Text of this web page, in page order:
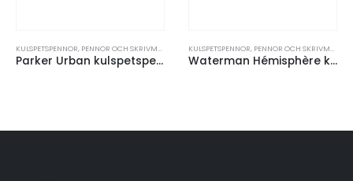
KULSPETSPENNOR, PENNOR OCH SKRIVMATERIAL
Parker Urban kulspetspenna (blått bläck)
KULSPETSPENNOR, PENNOR OCH SKRIVMATERIAL
Waterman Hémisphère kulspetspenna (blått bläck)